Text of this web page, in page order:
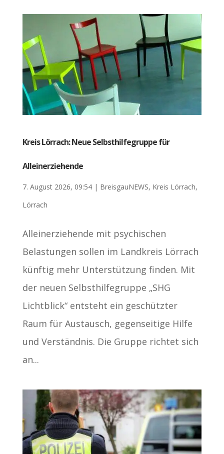
Kreis Lörrach: Neue Selbsthilfegruppe für
Alleinerziehende
7. August 2026, 09:54| BreisgauNEWS, Kreis Lörrach,
Lörrach
Alleinerziehende mit psychischen
Belastungen sollen im Landkreis Lörrach
künftig mehr Unterstützung finden. Mit
der neuen Selbsthilfegruppe „SHG
Lichtblick“ entsteht ein geschützter
Raum für Austausch, gegenseitige Hilfe
und Verständnis. Die Gruppe richtet sich
an...